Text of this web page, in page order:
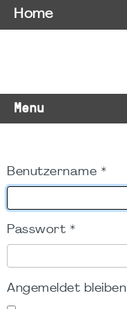
Menu
Benutzername *
Passwort *
Angemeldet bleiben
Home